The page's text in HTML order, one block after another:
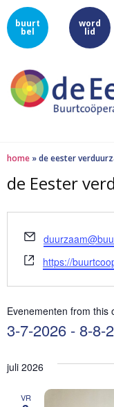
buurt
bel
word
lid
home »de eester
de Eester
E-
mail
Website
https://
Evenementen from this
3-7-2026 - 8-8-
datum.
juli 2026
VR